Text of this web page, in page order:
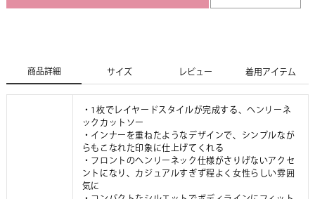
商品詳細 サイズ レビュー 着用アイテム
・1枚でレイヤードスタイルが完成する、ヘンリーネ
ックカットソー
・インナーを重ねたようなデザインで、シンプルなが
らもこなれた印象に仕上げてくれる
・フロントのヘンリーネック仕様がさりげないアクセ
ントになり、カジュアルすぎず程よく女性らしい雰囲
気に